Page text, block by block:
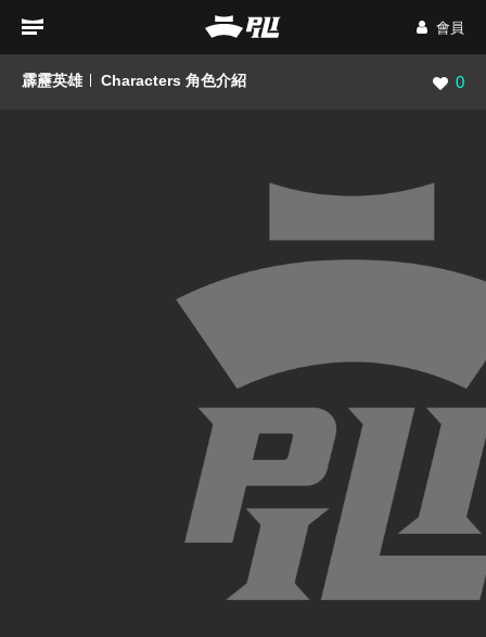
會員
霹靂英雄 Characters 角色介紹 瀏覽
0